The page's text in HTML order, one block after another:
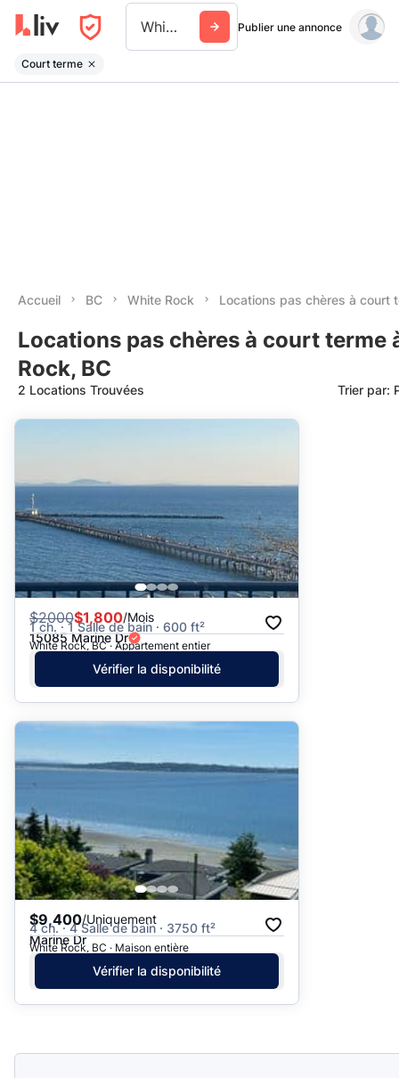
White Rock Publier une annonce
Court terme
Accueil BC White Rock Locations pas chères à court
Locations pas chères à court terme
Rock, BC
2 Locations Trouvées Trier par:
Date: les plus anciens d’abord
Prix - $$$ à $
Prix - $ à $$$
$2000$1,800/Mois
1 ch. · 1 Salle de bain · 600 ft²
15085 Marine Dr
White Rock, BC · Appartement entier
Vérifier la disponibilité
$9,400/Uniquement
4 ch. · 4 Salle de bain · 3750 ft²
Marine Dr
White Rock, BC · Maison entière
Vérifier la disponibilité